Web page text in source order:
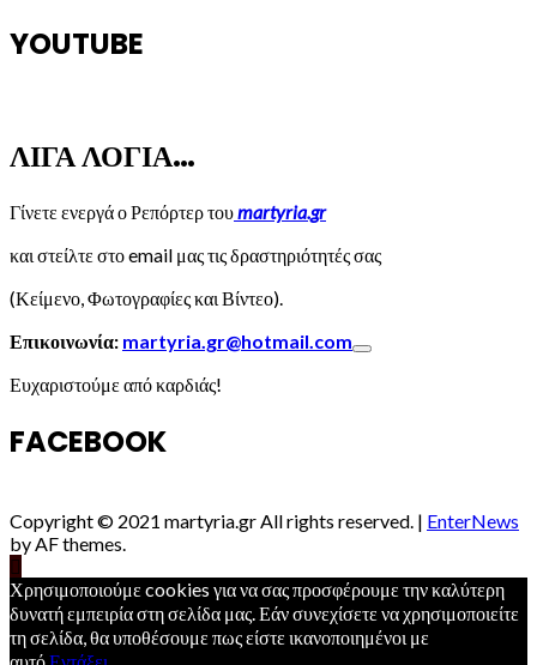
YOUTUBE
ΛΙΓΑ ΛΟΓΙΑ…
Γίνετε ενεργά ο Ρεπόρτερ τουmartyria.gr
και στείλτε στο email μας τις δραστηριότητές σας
(Κείμενο, Φωτογραφίες και Βίντεο).
Επικοινωνία: martyria.gr@hotmail.com
Ευχαριστούμε από καρδιάς!
FACEBOOK
Copyright © 2021 martyria.gr All rights reserved. | EnterNews
by AF themes.
Χρησιμοποιούμε cookies για να σας προσφέρουμε την καλύτερη
δυνατή εμπειρία στη σελίδα μας. Εάν συνεχίσετε να χρησιμοποιείτε
τη σελίδα, θα υποθέσουμε πως είστε ικανοποιημένοι με